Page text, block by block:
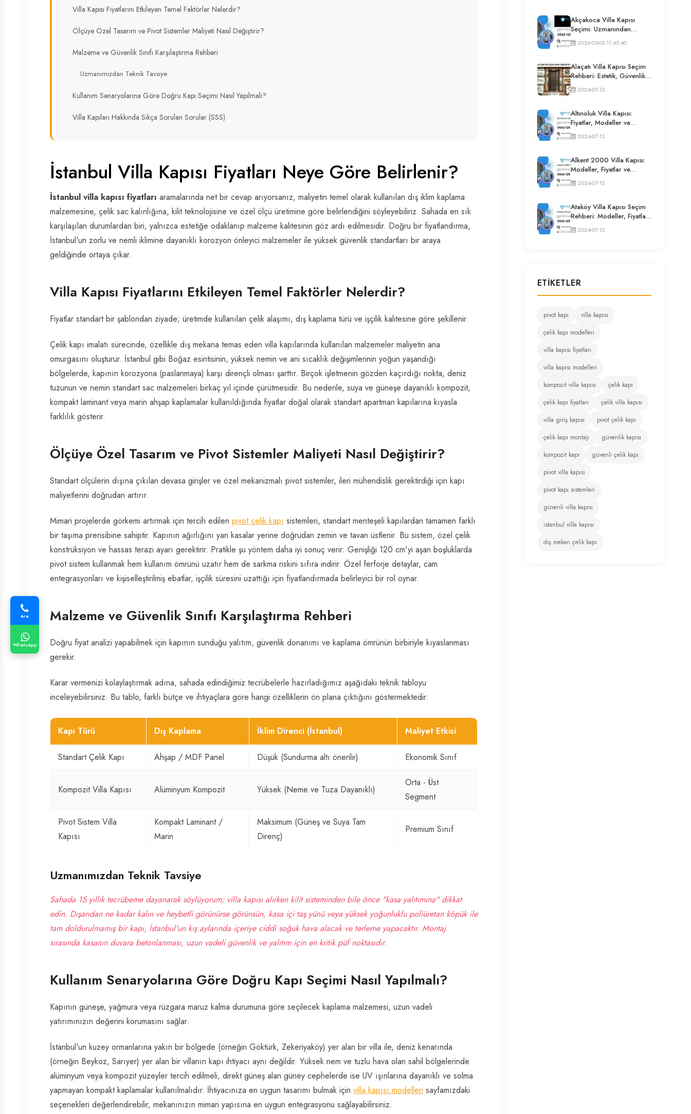
Villa Kapısı Fiyatlarını Etkileyen Temel Faktörler Nelerdir?
Ölçüye Özel Tasarım ve Pivot Sistemler Maliyeti Nasıl Değiştirir?
Malzeme ve Güvenlik Sınıfı Karşılaştırma Rehberi
Uzmanımızdan Teknik Tavsiye
Kullanım Senaryolarına Göre Doğru Kapı Seçimi Nasıl Yapılmalı?
Villa Kapıları Hakkında Sıkça Sorulan Sorular (SSS)
İstanbul Villa Kapısı Fiyatları Neye Göre Belirlenir?
İstanbul villa kapısı fiyatları aramalarında net bir cevap arıyorsanız, maliyetin temel olarak kullanılan dış iklim kaplama
malzemesine, çelik sac kalınlığına, kilit teknolojisine ve özel ölçü üretimine göre belirlendiğini söyleyebiliriz. Sahada en sık
karşılaşılan durumlardan biri, yalnızca estetiğe odaklanıp malzeme kalitesinin göz ardı edilmesidir. Doğru bir fiyatlandırma,
İstanbul'un zorlu ve nemli iklimine dayanıklı korozyon önleyici malzemeler ile yüksek güvenlik standartları bir araya
geldiğinde ortaya çıkar.
Villa Kapısı Fiyatlarını Etkileyen Temel Faktörler Nelerdir?
Fiyatlar standart bir şablondan ziyade; üretimde kullanılan çelik alaşımı, dış kaplama türü ve işçilik kalitesine göre şekillenir.
Çelik kapı imalatı sürecinde, özellikle dış mekana temas eden villa kapılarında kullanılan malzemeler maliyetin ana
omurgasını oluşturur. İstanbul gibi Boğaz esintisinin, yüksek nemin ve ani sıcaklık değişimlerinin yoğun yaşandığı
bölgelerde, kapının korozyona (paslanmaya) karşı dirençli olması şarttır. Birçok işletmenin gözden kaçırdığı nokta, deniz
tuzunun ve nemin standart sac malzemeleri birkaç yıl içinde çürütmesidir. Bu nedenle, suya ve güneşe dayanıklı kompozit,
kompakt laminant veya marin ahşap kaplamalar kullanıldığında fiyatlar doğal olarak standart apartman kapılarına kıyasla
farklılık gösterir.
Ölçüye Özel Tasarım ve Pivot Sistemler Maliyeti Nasıl Değiştirir?
Standart ölçülerin dışına çıkılan devasa girişler ve özel mekanizmalı pivot sistemler, ileri mühendislik gerektirdiği için kapı
maliyetlerini doğrudan artırır.
Mimari projelerde görkemi artırmak için tercih edilen pivot çelik kapı sistemleri, standart menteşeli kapılardan tamamen farklı
bir taşıma prensibine sahiptir. Kapının ağırlığını yan kasalar yerine doğrudan zemin ve tavan üstlenir. Bu sistem, özel çelik
konstrüksiyon ve hassas terazi ayarı gerektirir. Pratikle şu yöntem daha iyi sonuç verir: Genişliği 120 cm'yi aşan boşluklarda
pivot sistem kullanmak hem kullanım ömrünü uzatır hem de sarkma riskini sıfıra indirir. Özel ferforje detaylar, cam
entegrasyonları ve kişiselleştirilmiş ebatlar, işçilik süresini uzattığı için fiyatlandırmada belirleyici bir rol oynar.
Malzeme ve Güvenlik Sınıfı Karşılaştırma Rehberi
Doğru fiyat analizi yapabilmek için kapının sunduğu yalıtım, güvenlik donanımı ve kaplama ömrünün birbiriyle kıyaslanması
gerekir.
Karar vermenizi kolaylaştırmak adına, sahada edindiğimiz tecrübelerle hazırladığımız aşağıdaki teknik tabloyu
inceleyebilirsiniz. Bu tablo, farklı bütçe ve ihtiyaçlara göre hangi özelliklerin ön plana çıktığını göstermektedir:
Kapı Türü Dış Kaplama İklim Direnci (İstanbul) Maliyet Etkisi
Standart Çelik Kapı Ahşap / MDF Panel Düşük (Sundurma altı önerilir) Ekonomik Sınıf
Kompozit Villa Kapısı Alüminyum Kompozit Yüksek (Neme ve Tuza Dayanıklı)
Orta - Üst
Segment
Pivot Sistem Villa
Kapısı
Kompakt Laminant /
Marin
Maksimum (Güneş ve Suya Tam
Direnç)
Premium Sınıf
Uzmanımızdan Teknik Tavsiye
Sahada 15 yıllık tecrübeme dayanarak söylüyorum; villa kapısı alırken kilit sisteminden bile önce "kasa yalıtımına" dikkat
edin. Dışarıdan ne kadar kalın ve heybetli görünürse görünsün, kasa içi taş yünü veya yüksek yoğunluklu poliüretan köpük ile
tam doldurulmamış bir kapı, İstanbul'un kış aylarında içeriye ciddi soğuk hava alacak ve terleme yapacaktır. Montaj
sırasında kasanın duvara betonlanması, uzun vadeli güvenlik ve yalıtım için en kritik püf noktasıdır.
Kullanım Senaryolarına Göre Doğru Kapı Seçimi Nasıl Yapılmalı?
Kapının güneşe, yağmura veya rüzgara maruz kalma durumuna göre seçilecek kaplama malzemesi, uzun vadeli
yatırımınızın değerini korumasını sağlar.
İstanbul'un kuzey ormanlarına yakın bir bölgede (örneğin Göktürk, Zekeriyaköy) yer alan bir villa ile, deniz kenarında
(örneğin Beykoz, Sarıyer) yer alan bir villanın kapı ihtiyacı aynı değildir. Yüksek nem ve tuzlu hava olan sahil bölgelerinde
alüminyum veya kompozit yüzeyler tercih edilmeli, direkt güneş alan güney cephelerde ise UV ışınlarına dayanıklı ve solma
yapmayan kompakt kaplamalar kullanılmalıdır. İhtiyacınıza en uygun tasarımı bulmak için villa kapısı modelleri sayfamızdaki
seçenekleri değerlendirebilir, mekanınızın mimari yapısına en uygun entegrasyonu sağlayabilirsiniz.
Akçakoca Villa Kapısı
Seçimi: Uzmanından
Güvenlik ve İzolasyon
Rehberi
2026-05-03 11:45:40
Alaçatı Villa Kapısı Seçim
Rehberi: Estetik, Güvenlik
ve Püf Noktaları
2024-07-12
Altınoluk Villa Kapısı:
Fiyatlar, Modeller ve
Uzman Seçim Rehberi
2024-07-12
Alkent 2000 Villa Kapısı:
Modeller, Fiyatlar ve
Uzman Seçim Rehberi
2024-07-12
Ataköy Villa Kapısı Seçim
Rehberi: Modeller, Fiyatlar
ve Uzman Tavsiyeleri
2024-07-12
ETIKETLER
pivot kapı
villa kapısı
çelik kapı modelleri
villa kapısı fiyatları
villa kapısı modelleri
kompozit villa kapısı
çelik kapı
çelik kapı fiyatları
çelik villa kapısı
villa giriş kapısı
pivot çelik kapı
çelik kapı montajı
güvenlik kapısı
kompozit kapı
güvenli çelik kapı
pivot villa kapısı
pivot kapı sistemleri
güvenli villa kapısı
istanbul villa kapısı
dış mekan çelik kapı
Ara
WhatsApp